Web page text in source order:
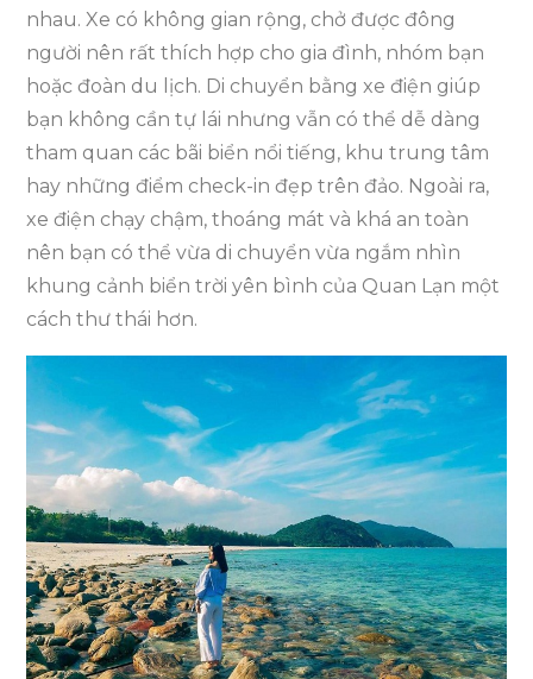
nhau. Xe có không gian rộng, chở được đông
người nên rất thích hợp cho gia đình, nhóm bạn
hoặc đoàn du lịch. Di chuyển bằng xe điện giúp
bạn không cần tự lái nhưng vẫn có thể dễ dàng
tham quan các bãi biển nổi tiếng, khu trung tâm
hay những điểm check-in đẹp trên đảo. Ngoài ra,
xe điện chạy chậm, thoáng mát và khá an toàn
nên bạn có thể vừa di chuyển vừa ngắm nhìn
khung cảnh biển trời yên bình của Quan Lạn một
cách thư thái hơn.